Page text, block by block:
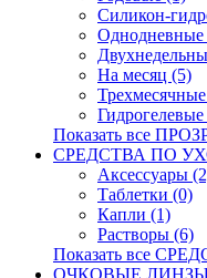
Силикон-
Однодневные
На месяц (5)
Показать все
СРЕДСТВА ПО
Аксессуары
Таблетки (0)
Капли (1)
Растворы (6)
Показать все
ОЧКОВЫЕ